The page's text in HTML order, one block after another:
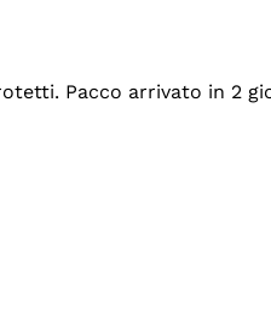
Pacco arrivato in 2